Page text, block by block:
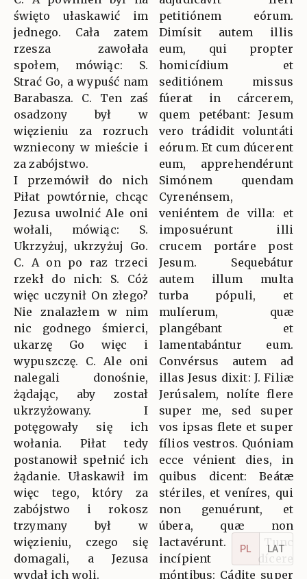
święto ułaskawić im
jednego. Cała zatem
rzesza zawołała
społem, mówiąc: S.
Strać Go, a wypuść nam
Barabasza. C. Ten zaś
osadzony był w
więzieniu za rozruch
wzniecony w mieście i
za zabójstwo.
I przemówił do nich
Piłat powtórnie, chcąc
Jezusa uwolnić Ale oni
wołali, mówiąc: S.
Ukrzyżuj, ukrzyżuj Go.
C. A on po raz trzeci
rzekł do nich: S. Cóż
więc uczynił On złego?
Nie znalazłem w nim
nic godnego śmierci,
ukarzę Go więc i
wypuszczę. C. Ale oni
nalegali donośnie,
żądając, aby został
ukrzyżowany. I
potęgowały się ich
wołania. Piłat tedy
postanowił spełnić ich
żądanie. Ułaskawił im
więc tego, który za
zabójstwo i rokosz
trzymany był w
więzieniu, czego się
domagali, a Jezusa
wydał ich woli.
petitiónem eórum.
Dimísit autem illis
eum, qui propter
homicídium et
seditiónem missus
fúerat in cárcerem,
quem petébant: Jesum
vero trádidit voluntáti
eórum. Et cum dúcerent
eum, apprehendérunt
Simónem quendam
Cyrenénsem,
veniéntem de villa: et
imposuérunt illi
crucem portáre post
Jesum. Sequebátur
autem illum multa
turba pópuli, et
mulíerum, quæ
plangébant et
lamentabántur eum.
Convérsus autem ad
illas Jesus dixit: J. Filiæ
Jerúsalem, nolíte flere
super me, sed super
vos ipsas flete et super
fílios vestros. Quóniam
ecce vénient dies, in
quibus dicent: Beátæ
stériles, et veníres, qui
non genuérunt, et
úbera, quæ non
lactavérunt. Tunc
incípient dícere
móntibus: Cádite super
PL LAT